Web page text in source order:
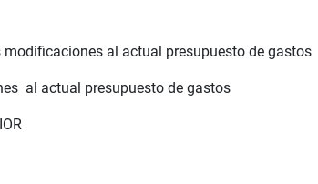
modificaciones al actual presupuesto de gastos
al actual presupuesto de gastos